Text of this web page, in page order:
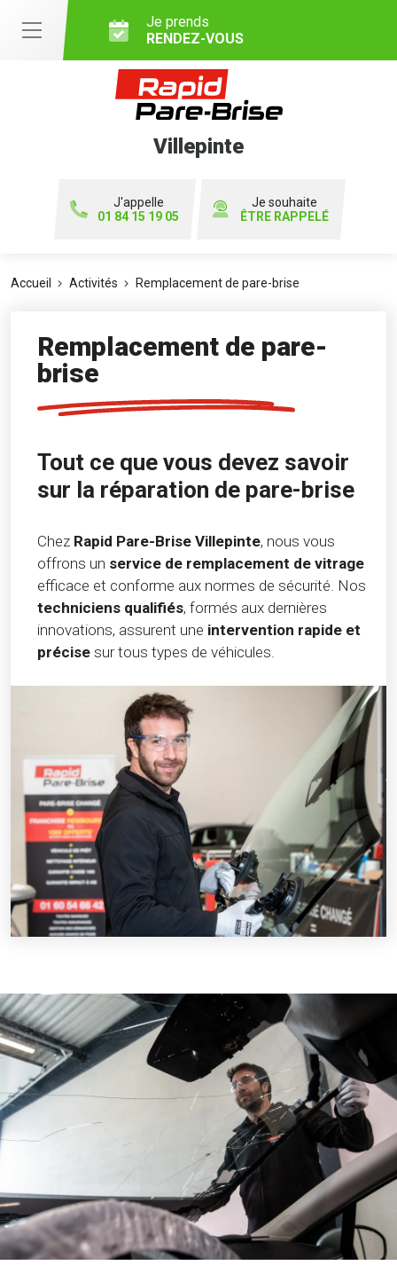
Je prends
RENDEZ-VOUS
Villepinte
J'appelle
01 84 15 19 05
Je souhaite
ÊTRE RAPPELÉ
Accueil Activités Remplacement de pare-brise
Remplacement de pare-
brise
Tout ce que vous devez savoir
sur la réparation de pare-brise
Chez Rapid Pare-Brise Villepinte, nous vous
offrons un service de remplacement de vitrage
efficace et conforme aux normes de sécurité. Nos
techniciens qualifiés, formés aux dernières
innovations, assurent une intervention rapide et
précise sur tous types de véhicules.